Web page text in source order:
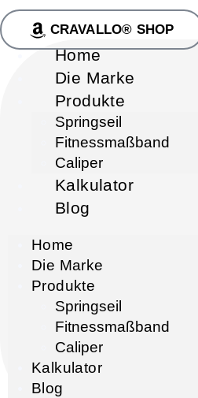
CRAVALLO® SHOP
Home
Die Marke
Produkte
Springseil
Fitnessmaßband
Caliper
Kalkulator
Blog
Home
Die Marke
Produkte
Springseil
Fitnessmaßband
Caliper
Kalkulator
Blog